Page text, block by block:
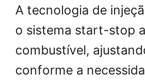
A tecnologia de
o sistema start-stop
combustível,
conforme a